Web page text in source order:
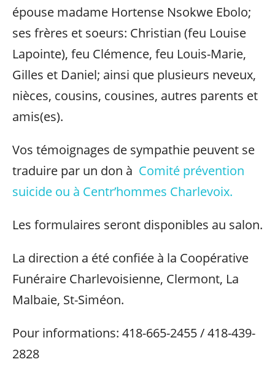
épouse madame Hortense Nsokwe Ebolo;
ses frères et soeurs: Christian (feu Louise
Lapointe), feu Clémence, feu Louis-Marie,
Gilles et Daniel; ainsi que plusieurs neveux,
nièces, cousins, cousines, autres parents et
amis(es).
Vos témoignages de sympathie peuvent se
traduire par un don à Comité prévention
suicide ou à Centr’hommes Charlevoix.
Les formulaires seront disponibles au salon.
La direction a été confiée à la Coopérative
Funéraire Charlevoisienne, Clermont, La
Malbaie, St-Siméon.
Pour informations: 418-665-2455 / 418-439-
2828